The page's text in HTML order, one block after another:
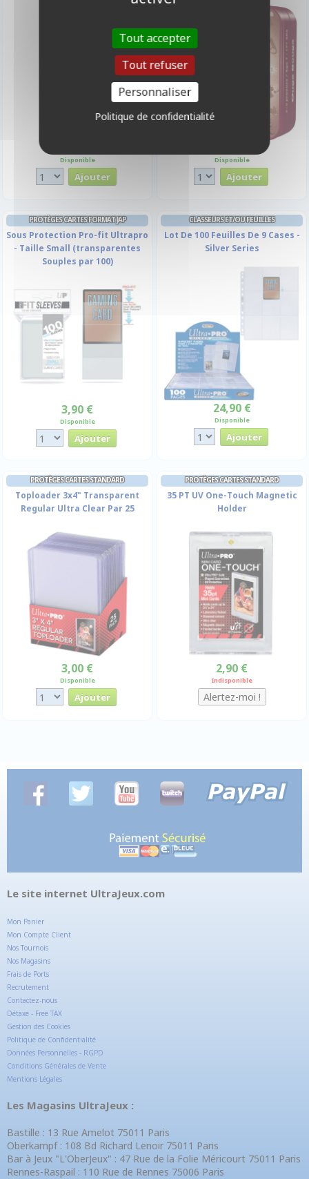
Disponible Disponible
PROTÈGES CARTES FORMAT JAP
Sous Protection Pro-fit Ultrapro
- Taille Small (transparentes
Souples par 100)
3,90 €
Disponible
CLASSEURS ET/OU FEUILLES
Lot De 100 Feuilles De 9 Cases -
Silver Series
24,90 €
Disponible
PROTÈGES CARTES STANDARD
Toploader 3x4" Transparent
Regular Ultra Clear Par 25
3,00 €
Disponible
PROTÈGES CARTES STANDARD
35 PT UV One-Touch Magnetic
Holder
2,90 €
Indisponible
Le site internet UltraJeux.com
Mon Panier
Mon Compte Client
Nos Tournois
Nos Magasins
Frais de Ports
Recrutement
Contactez-nous
Détaxe - Free TAX
Gestion des Cookies
Politique de Confidentialité
Données Personnelles - RGPD
Conditions Générales de Vente
Mentions Légales
Les Magasins UltraJeux :
Bastille : 13 Rue Amelot 75011 Paris
Oberkampf : 108 Bd Richard Lenoir 75011 Paris
Bar à Jeux "L'OberJeux" : 47 Rue de la Folie Méricourt 75011 Paris
Rennes-Raspail : 110 Rue de Rennes 75006 Paris
Tout accepter
Tout refuser
Personnaliser
Politique de confidentialité